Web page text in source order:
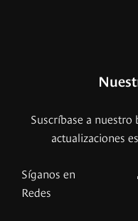
Suscríbase a
actualizaciones
Síganos en
Redes